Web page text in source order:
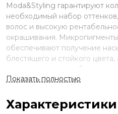
Moda&Styling гарантируют
необходимый набор
волос и высокую
окрашивания.
обеспечивают получение
блестящего и стойкого
седых волос при соблюдении
процесса.
Применение
Показать полностью
Характеристики